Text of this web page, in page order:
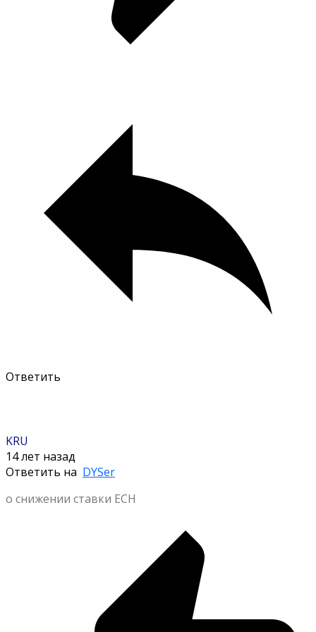
Ответить
KRU
14 лет назад
Ответить на DYSer
о снижении ставки ЕСН